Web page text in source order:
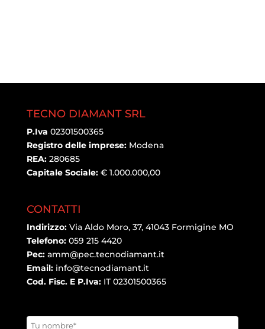
TECNO DIAMANT SRL
P.Iva 02301500365
Registro delle imprese:Modena
REA:280685
Capitale Sociale: € 1.000.000,00
CONTATTI
Indirizzo: Via Aldo Moro, 37, 41043 Formigine MO
Telefono: 059 215 4420
Pec: amm@pec.tecnodiamant.it
Email: info@tecnodiamant.it
Cod. Fisc. E P.Iva:IT 02301500365